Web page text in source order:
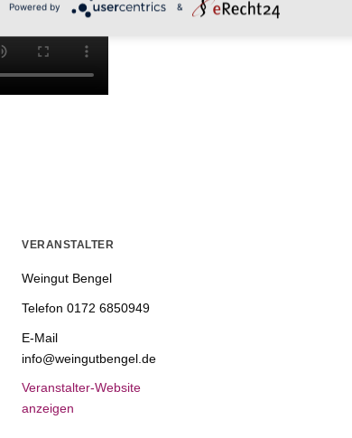
VERANSTALTER
Weingut Bengel
Telefon 0172 6850949
E-Mail
info@weingutbengel.de
Veranstalter-Website
anzeigen
Powered by &